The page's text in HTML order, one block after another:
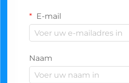
E-mail
Naam